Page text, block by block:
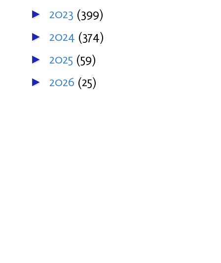
► 2023 (399)
► 2024 (374)
► 2025 (59)
► 2026 (25)